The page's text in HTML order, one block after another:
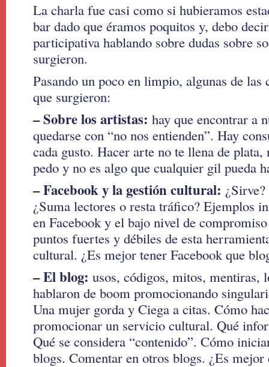
La charla fue casi como si hubieramos
bar dado que éramos poquitos y, debo
participativa hablando sobre dudas sobre
surgieron.
Pasando un poco en limpio, algunas de las
que surgieron:
– Sobre los artistas: hay que encontrar a
quedarse con “no nos entienden”. Hay
cada gusto. Hacer arte no te llena de
pedo y no es algo que cualquier gil pueda
– Facebook y la gestión cultural:
¿Suma lectores o resta tráfico? Ejemplos
en Facebook y el bajo nivel de
puntos fuertes y débiles de esta
cultural. ¿Es mejor tener Facebook que
– El blog: usos, códigos, mitos, mentiras,
hablaron de boom promocionando
Una mujer gorda y Ciega a citas. Cómo
promocionar un servicio cultural. Qué
Qué se considera “contenido”. Cómo
blogs. Comentar en otros blogs. ¿Es mejor